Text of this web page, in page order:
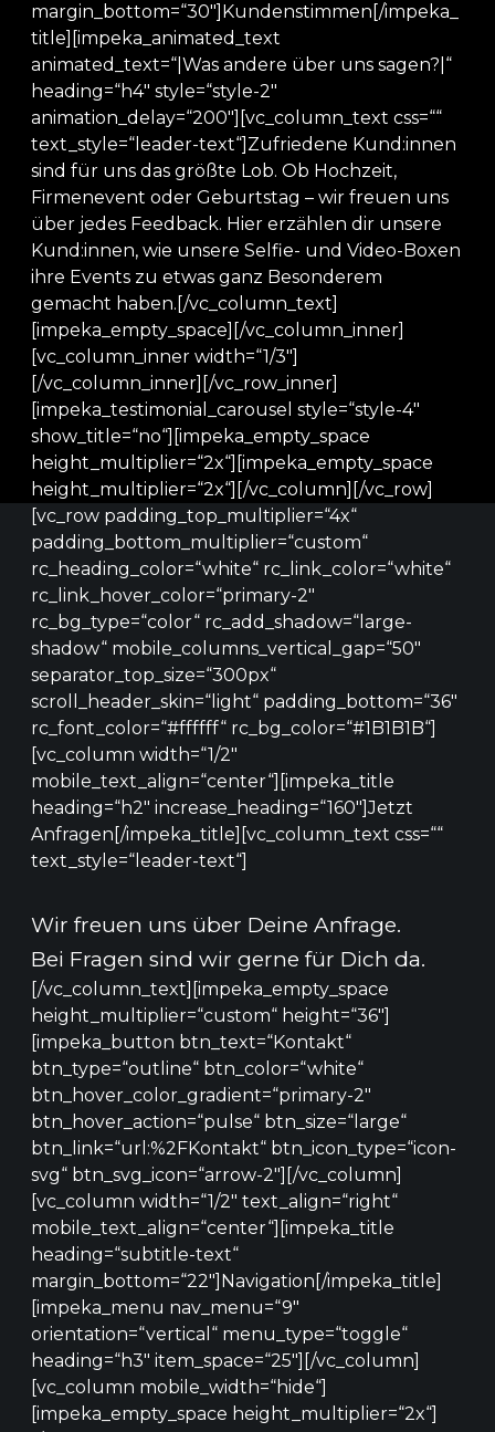
margin_bottom=“30″]Kundenstimmen[/impeka_
title][impeka_animated_text
animated_text=“|Was andere über uns sagen?|“
heading=“h4″ style=“style-2″
animation_delay=“200″][vc_column_text css=““
text_style=“leader-text“]Zufriedene Kund:innen
sind für uns das größte Lob. Ob Hochzeit,
Firmenevent oder Geburtstag – wir freuen uns
über jedes Feedback. Hier erzählen dir unsere
Kund:innen, wie unsere Selfie- und Video-Boxen
ihre Events zu etwas ganz Besonderem
gemacht haben.[/vc_column_text]
[impeka_empty_space][/vc_column_inner]
[vc_column_inner width=“1/3″]
[/vc_column_inner][/vc_row_inner]
[impeka_testimonial_carousel style=“style-4″
show_title=“no“][impeka_empty_space
height_multiplier=“2x“][impeka_empty_space
height_multiplier=“2x“][/vc_column][/vc_row]
[vc_row padding_top_multiplier=“4x“
padding_bottom_multiplier=“custom“
rc_heading_color=“white“ rc_link_color=“white“
rc_link_hover_color=“primary-2″
rc_bg_type=“color“ rc_add_shadow=“large-
shadow“ mobile_columns_vertical_gap=“50″
separator_top_size=“300px“
scroll_header_skin=“light“ padding_bottom=“36″
rc_font_color=“#ffffff“ rc_bg_color=“#1B1B1B“]
[vc_column width=“1/2″
mobile_text_align=“center“][impeka_title
heading=“h2″ increase_heading=“160″]Jetzt
Anfragen[/impeka_title][vc_column_text css=““
text_style=“leader-text“]
Wir freuen uns über Deine Anfrage.
Bei Fragen sind wir gerne für Dich da.
[/vc_column_text][impeka_empty_space
height_multiplier=“custom“ height=“36″]
[impeka_button btn_text=“Kontakt“
btn_type=“outline“ btn_color=“white“
btn_hover_color_gradient=“primary-2″
btn_hover_action=“pulse“ btn_size=“large“
btn_link=“url:%2FKontakt“ btn_icon_type=“icon-
svg“ btn_svg_icon=“arrow-2″][/vc_column]
[vc_column width=“1/2″ text_align=“right“
mobile_text_align=“center“][impeka_title
heading=“subtitle-text“
margin_bottom=“22″]Navigation[/impeka_title]
[impeka_menu nav_menu=“9″
orientation=“vertical“ menu_type=“toggle“
heading=“h3″ item_space=“25″][/vc_column]
[vc_column mobile_width=“hide“]
[impeka_empty_space height_multiplier=“2x“]